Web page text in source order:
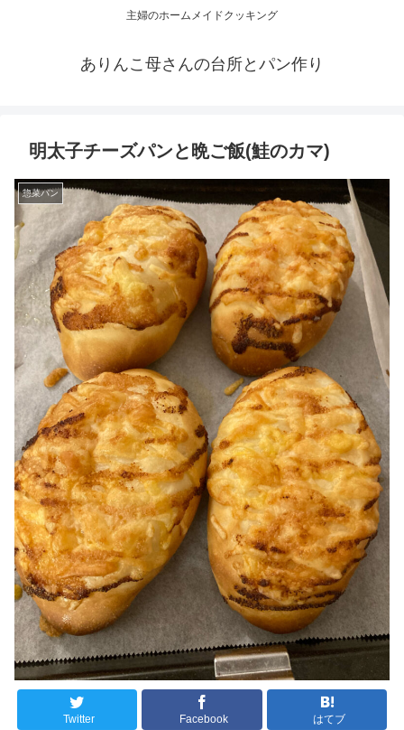
主婦のホームメイドクッキング
ありんこ母さんの台所とパン作り
明太子チーズパンと晩ご飯(鮭のカマ)
惣菜パン
Twitter Facebook はてブ